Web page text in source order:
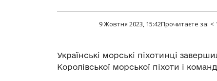
9 Жовтня 2023, 15:42Прочитаєте за: <
Українські морські піхотинці
Королівської морської піхоти і